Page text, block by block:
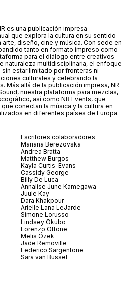
es una publicación impresa
que explora la cultura en su sentido
diseño, cine y música. Con sede en
tanto en formato impreso como
para el diálogo entre creativos
naturaleza multidisciplinaria, el enfoque
estar limitado por fronteras ni
culturales y celebrando la
Más allá de la publicación impresa, NR
nuestra plataforma para mezclas,
así como NR Events, que
conectan la música y la cultura en
en diferentes países de Europa.
Escritores colaboradores
Mariana Berezovska
Andrea Bratta
Matthew Burgos
Kayla Curtis-Evans
Cassidy George
Billy De Luca
Annalise June Kamegawa
Juule Kay
Dara Khakpour
Arielle Lana LeJarde
Simone Lorusso
Lindsey Okubo
Lorenzo Ottone
Melis Özek
Jade Removille
Federico Sargentone
Sara van Bussel